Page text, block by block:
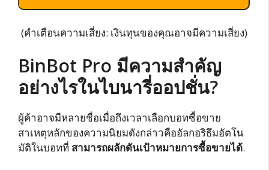
(คำเตือนความเสี่ยง: เงินทุนของคุณอาจมีความเสี่ยง)
BinBot Pro มีความสำคัญ
อย่างไรในไบนารี่ออปชั่น?
ผู้ค้าอาจมีหลายชื่อเมื่อถึงเวลาเลือกบอทซื้อขาย
สาเหตุหลักของความนิยมดังกล่าวคืออัลกอริธึมอัตโน
มัติในบอทที่ สามารถผลักดันเป้าหมายการซื้อขายได้.